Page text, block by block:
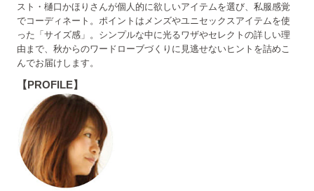
スト・樋口かほりさんが個人的に欲しいアイテムを選び、私服感覚
でコーディネート。ポイントはメンズやユニセックスアイテムを使
った「サイズ感」。シンプルな中に光るワザやセレクトの詳しい理
由まで、秋からのワードローブづくりに見逃せないヒントを詰めこ
んでお届けします。
【PROFILE】